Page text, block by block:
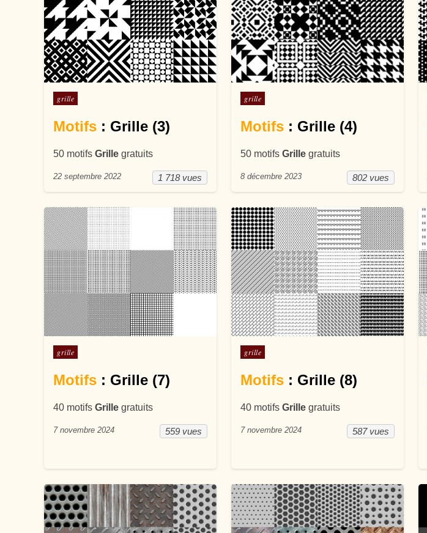
Posté dans
grille
Motifs : Grille (3)
50 motifsGrille gratuits
1 718 vues
22 septembre 2022
Posté dans
grille
Motifs : Grille (4)
50 motifsGrille gratuits
802 vues
8 décembre 2023
Posté dans
grille
Motifs : Grille (7)
40 motifsGrille gratuits
559 vues
7 novembre 2024
Posté dans
grille
Motifs : Grille (8)
40 motifsGrille gratuits
587 vues
7 novembre 2024